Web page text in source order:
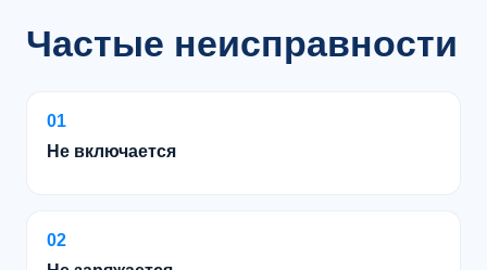
Частые неисправности
01
Не включается
02